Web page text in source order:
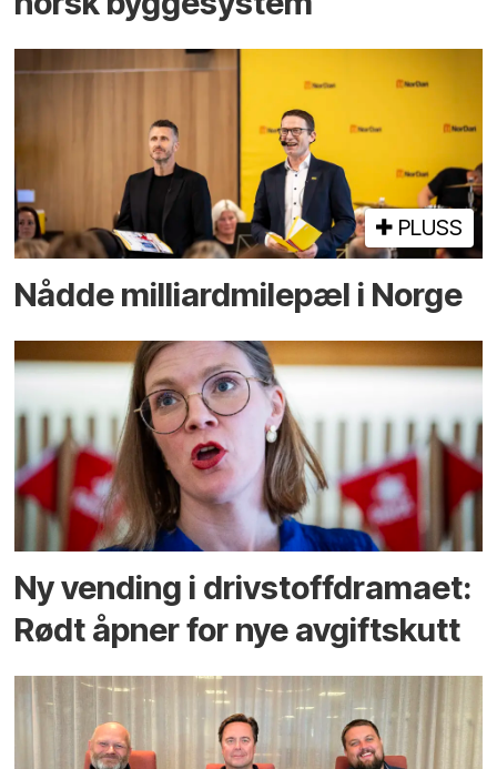
PLUSS
Nådde milliard­­milepæl i Norge
Ny vending i drivstoffdramaet:
Rødt åpner for nye avgiftskutt